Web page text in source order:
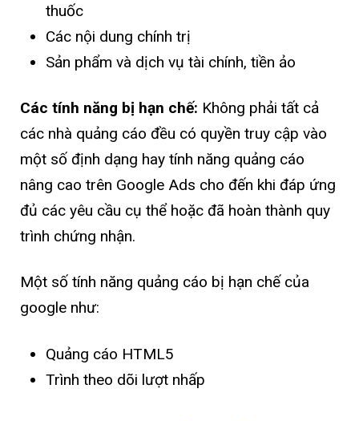
thuốc
Các nội dung chính trị
Sản phẩm và dịch vụ tài chính, tiền ảo
Các tính năng bị hạn chế: Không phải tất cả
các nhà quảng cáo đều có quyền truy cập vào
một số định dạng hay tính năng quảng cáo
nâng cao trên Google Ads cho đến khi đáp ứng
đủ các yêu cầu cụ thể hoặc đã hoàn thành quy
trình chứng nhận.
Một số tính năng quảng cáo bị hạn chế của
google như:
Quảng cáo HTML5
Trình theo dõi lượt nhấp